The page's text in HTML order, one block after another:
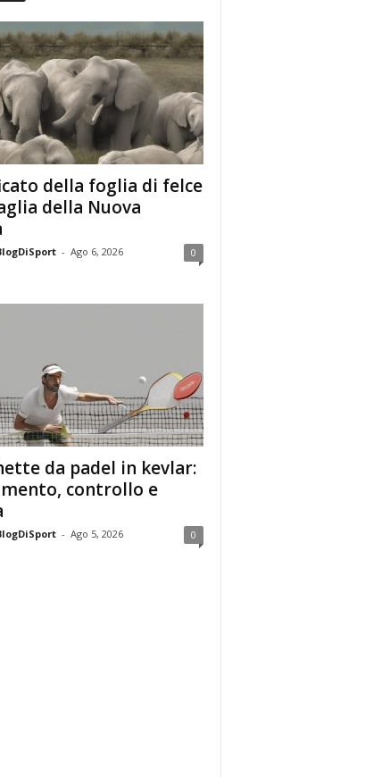
della foglia di felce
della Nuova
- Ago 6, 2026 0
da padel in kevlar:
controllo e
- Ago 5, 2026 0